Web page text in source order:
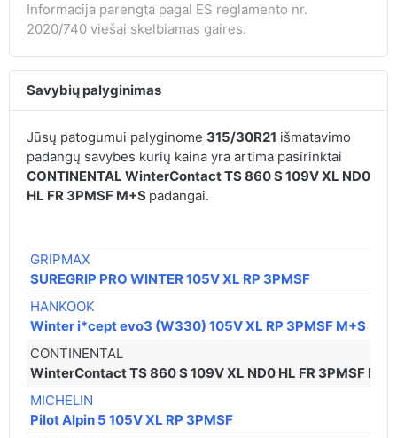
Informacija parengta pagal ES reglamento nr.
2020/740 viešai skelbiamas gaires.
Savybių palyginimas
Jūsų patogumui palyginome 315/30R21 išmatavimo
padangų savybes kurių kaina yra artima pasirinktai
CONTINENTAL WinterContact TS 860 S 109V XL ND0
HL FR 3PMSF M+S padangai.
GRIPMAX
SUREGRIP PRO WINTER 105V XL RP 3PMSF
HANKOOK
Winter i*cept evo3 (W330) 105V XL RP 3PMSF M+S
CONTINENTAL
WinterContact TS 860 S 109V XL ND0 HL FR 3PMSF
MICHELIN
Pilot Alpin 5 105V XL RP 3PMSF